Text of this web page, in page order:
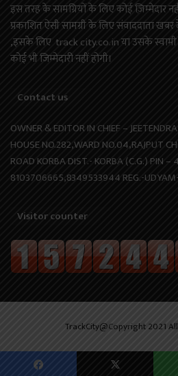
इस तरह के सामग्रियों के लिए कोई ज़िम्मेदार
प्रकाशित ऐसी सामग्री के लिए संवाददाता खबर
,इसके लिए track city.co.in या उसके
कोई भी जिम्मेदारी नहीं होगी।
Contact us
OWNER & EDITOR IN CHIEF –
HOUSE NO.282,WARD NO.04,RAJPUT
ROAD KORBA DIST.- KORBA (C.G.) PIN
8103706665,8349533944 REG.-
Visitor counter
TrackCity@Copyright 2021